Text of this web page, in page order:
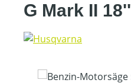
G Mark II 18''
Bildergalerie überspringen